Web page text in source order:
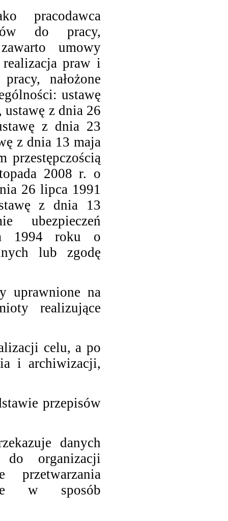
pracodawca
do pracy,
umowy
praw i
nałożone
ustawę
ustawę z dnia 26
z dnia 23
z dnia 13 maja
przestępczością
2008 r. o
26 lipca 1991
z dnia 13
ubezpieczeń
1994 roku o
lub zgodę
uprawnione na
realizujące
celu, a po
i archiwizacji,
przepisów
danych
organizacji
przetwarzania
w sposób